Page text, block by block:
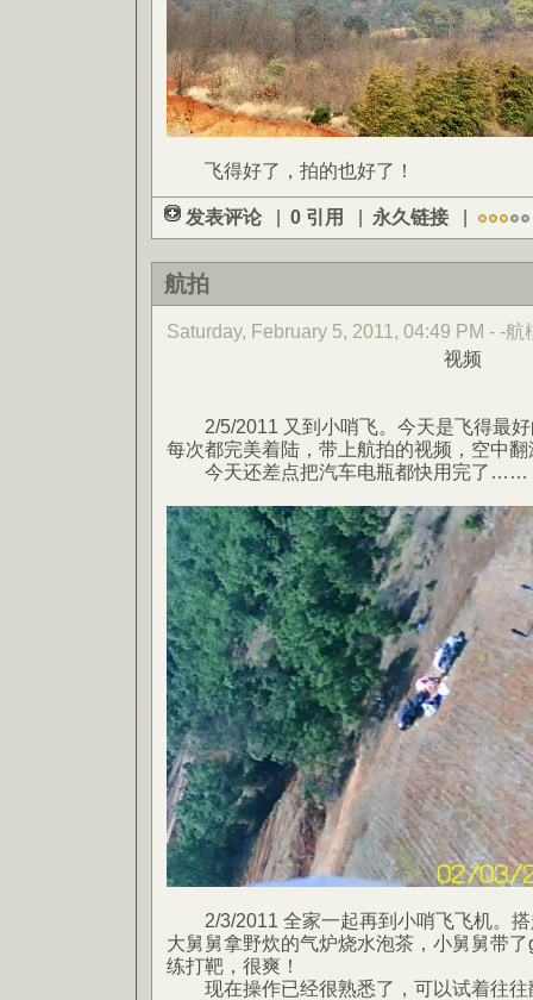
飞得好了，拍的也好了！
发表评论 | 0 引用 | 永久链接 |
航拍
Saturday, February 5, 2011, 04:49 PM - -航
视频
2/5/2011 又到小哨飞。今天是飞得最好
每次都完美着陆，带上航拍的视频，空中
今天还差点把汽车电瓶都快用完了……
2/3/2011 全家一起再到小哨飞飞机。搭
大舅舅拿野炊的气炉烧水泡茶，小舅舅带
练打靶，很爽！
现在操作已经很熟悉了，可以试着往往